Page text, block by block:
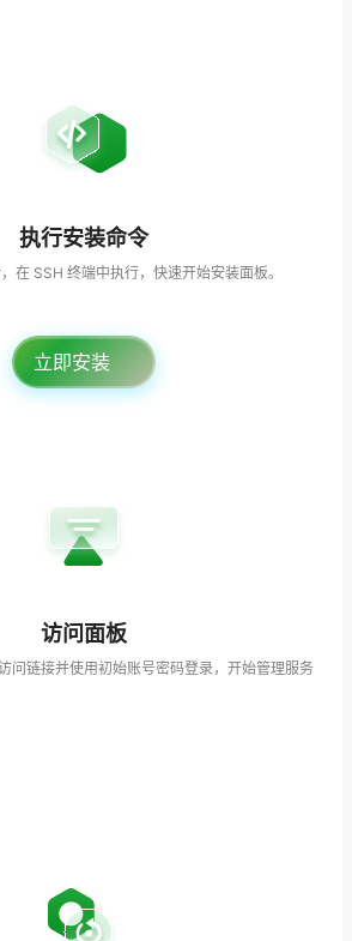
执行安装命令
在 SSH 终端中执行，快速开始安装面板。
立即安装
访问面板
问链接并使用初始账号密码登录，开始管理服务